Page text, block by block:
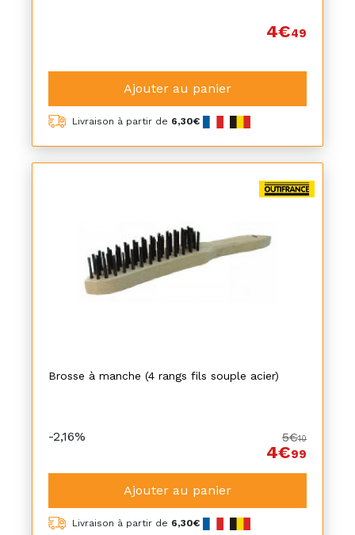
4€49
Ajouter au panier
Livraison à partir de 6,30€
Brosse à manche (4 rangs fils souple acier)
-2,16% 5€10
4€99
Ajouter au panier
Livraison à partir de 6,30€